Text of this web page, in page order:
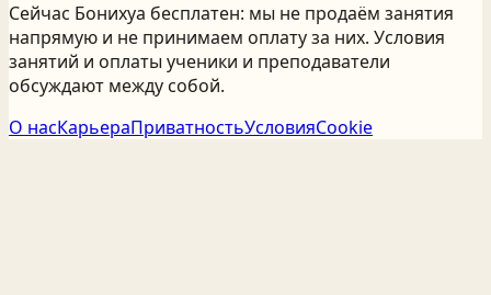
Сейчас Бонихуа бесплатен: мы не продаём занятия
напрямую и не принимаем оплату за них. Условия
занятий и оплаты ученики и преподаватели
обсуждают между собой.
О насКарьераПриватностьУсловияCookie